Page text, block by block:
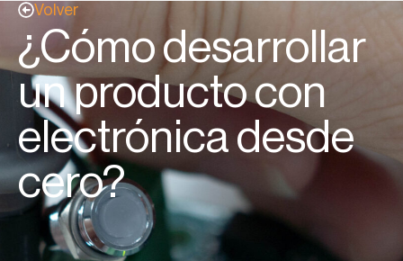
Volver
¿Cómo desarrollar
un producto con
electrónica desde
cero?